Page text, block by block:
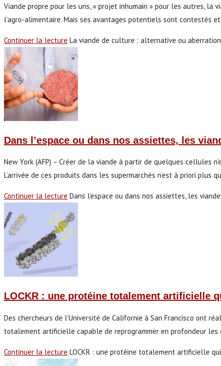
Viande propre pour les uns, « projet inhumain » pour les autres,
l’agro-alimentaire. Mais ses avantages potentiels sont
Continuer la lecture La viande de culture : alternative ou
Dans l’espace ou dans nos assiettes, les
New York (AFP) – Créer de la viande à partir de quelques cellules
L’arrivée de ces produits dans les supermarchés n’est à priori plus
Continuer la lecture Dans l’espace ou dans nos assiettes, les
LOCKR : une protéine totalement artificielle
Des chercheurs de l’Université de Californie à San Francisco ont
totalement artificielle capable de reprogrammer en profondeur les
Continuer la lecture LOCKR : une protéine totalement artificielle